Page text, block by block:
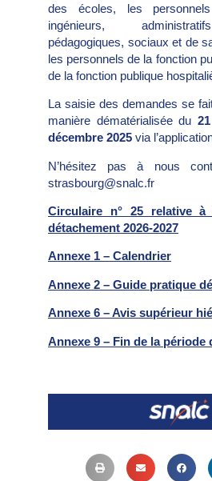
des écoles, les
ingénieurs,
pédagogiques, sociaux et de
les personnels de la fonction
de la fonction publique
La saisie des demandes se
manière dématérialisée du
décembre 2025 via
N’hésitez pas à nous
strasbourg@snalc.fr
Circulaire n° 25 relative à
détachement 2026-2027
Annexe 1 – Calendrier
Annexe 2 – Guide pratique
Annexe 6 – Avis supérieur
Annexe 9 – Fin de la période